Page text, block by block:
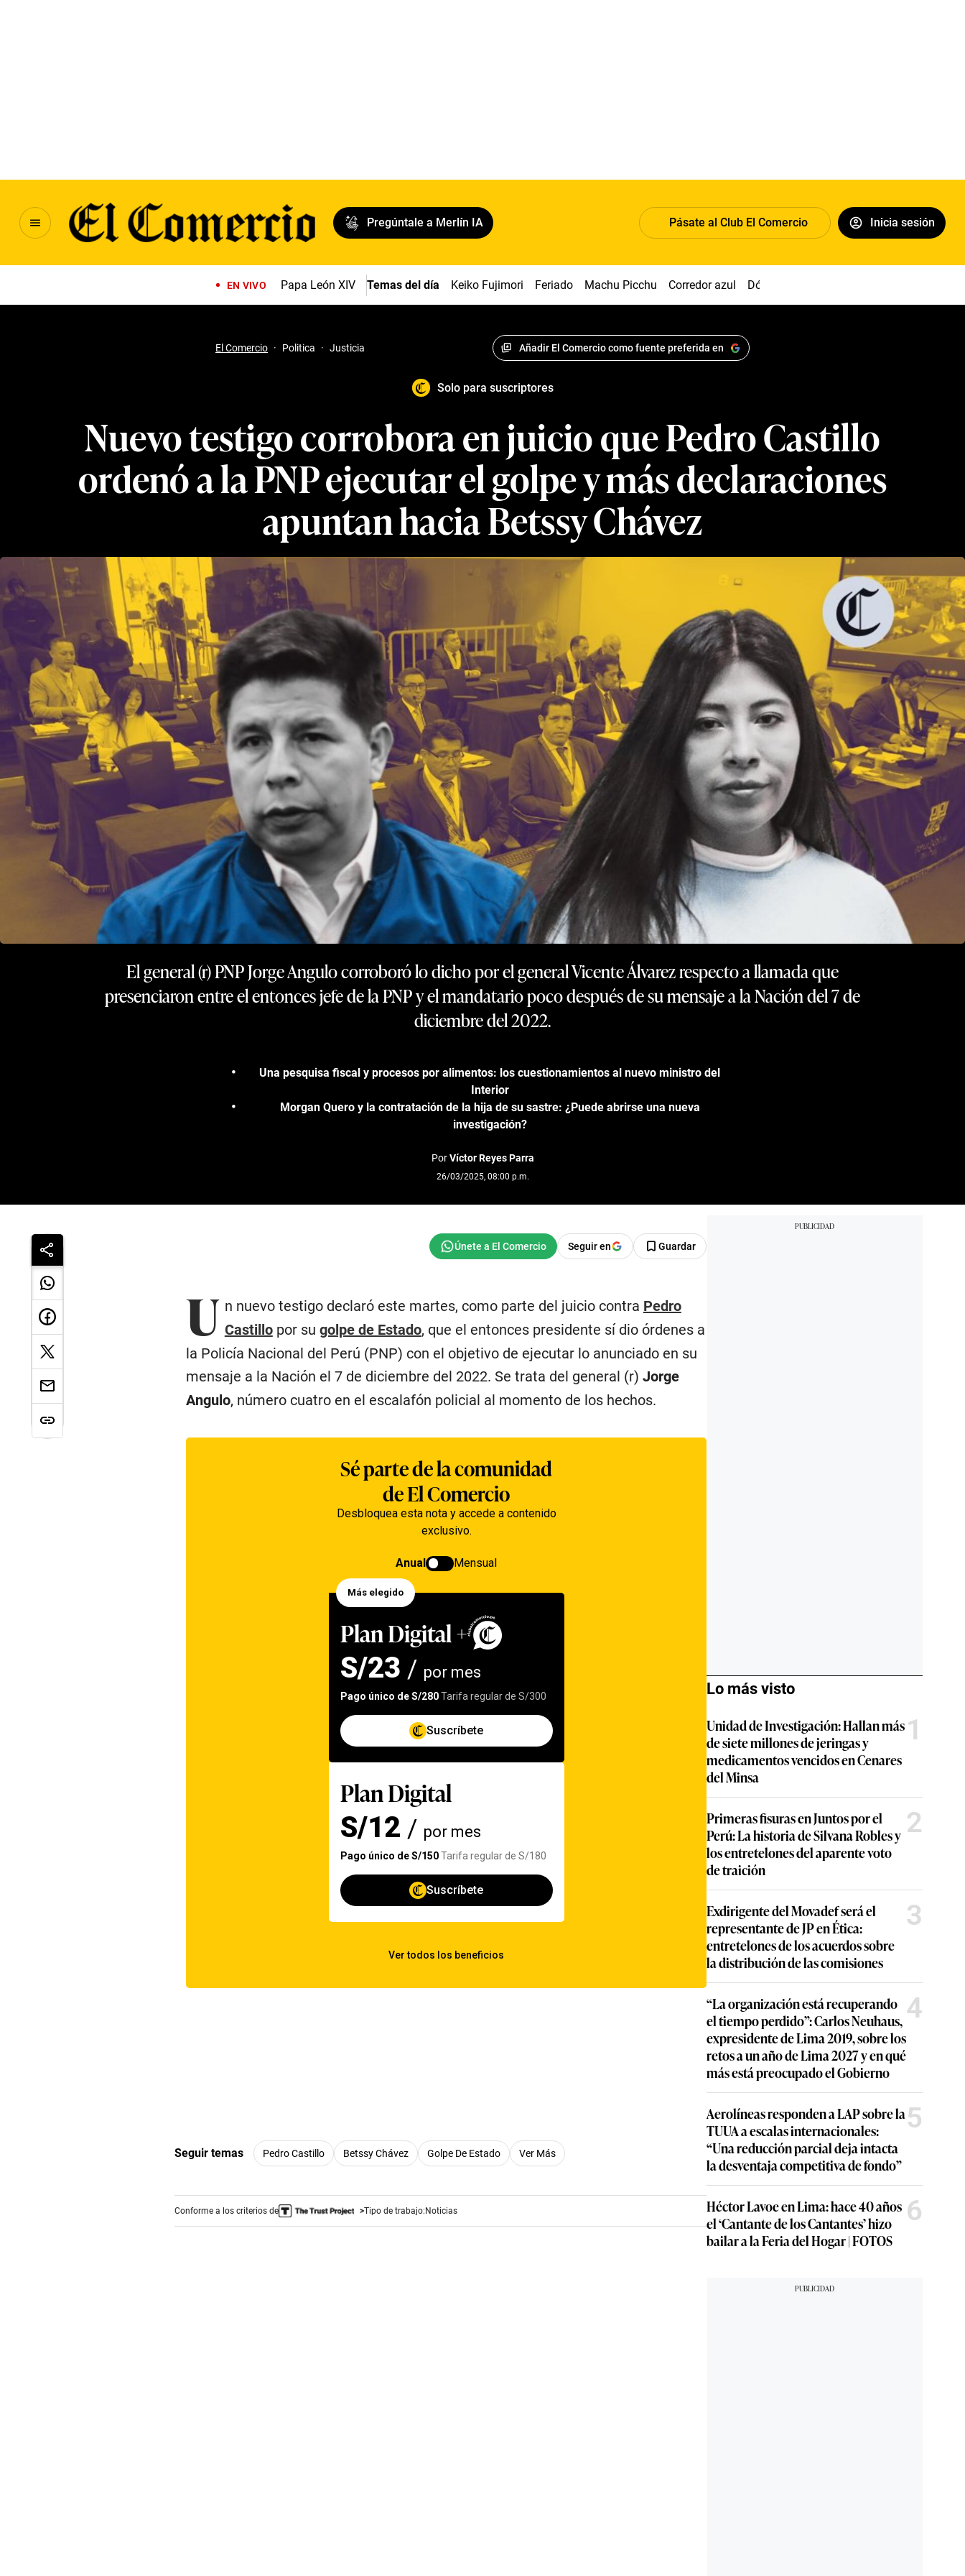
Pregúntale a Merlín IA Pásate al Club El Comercio Inicia sesión
EN VIVO Papa León XIV Temas del día Keiko Fujimori Feriado Machu Picchu Corredor azul Dólar
El Comercio · Politica · Justicia Añadir El Comercio como fuente preferida en
Solo para suscriptores
Nuevo testigo corrobora en juicio que Pedro Castillo
ordenó a la PNP ejecutar el golpe y más declaraciones
apuntan hacia Betssy Chávez
El general (r) PNP Jorge Angulo corroboró lo dicho por el general Vicente Álvarez respecto a llamada que
presenciaron entre el entonces jefe de la PNP y el mandatario poco después de su mensaje a la Nación del 7 de
diciembre del 2022.
Una pesquisa fiscal y procesos por alimentos: los cuestionamientos al nuevo ministro del
Interior
Morgan Quero y la contratación de la hija de su sastre: ¿Puede abrirse una nueva
investigación?
PorVíctor Reyes Parra
26/03/2025, 08:00 p.m.
Seguir en Guardar
U n nuevo testigo declaró este martes, como parte del juicio contra Pedro
Castillopor su golpe de Estado, que el entonces presidente sí dio órdenes a
la Policía Nacional del Perú (PNP) con el objetivo de ejecutar lo anunciado en su
mensaje a la Nación el 7 de diciembre del 2022. Se trata del general (r) Jorge
Angulo, número cuatro en el escalafón policial al momento de los hechos.
Seguir temas Pedro Castillo Betssy Chávez Golpe De Estado Ver Más
Conforme a los criterios de Tipo de trabajo:Noticias
Lo más visto
Unidad de Investigación: Hallan más
de siete millones de jeringas y
medicamentos vencidos en Cenares
del Minsa
1
Primeras fisuras en Juntos por el
Perú: La historia de Silvana Robles y
los entretelones del aparente voto
de traición
2
Exdirigente del Movadef será el
representante de JP en Ética:
entretelones de los acuerdos sobre
la distribución de las comisiones
3
“La organización está recuperando
el tiempo perdido”: Carlos Neuhaus,
expresidente de Lima 2019, sobre los
retos a un año de Lima 2027 y en qué
más está preocupado el Gobierno
4
Aerolíneas responden a LAP sobre la
TUUA a escalas internacionales:
“Una reducción parcial deja intacta
la desventaja competitiva de fondo”
5
Héctor Lavoe en Lima: hace 40 años
el ‘Cantante de los Cantantes’ hizo
bailar a la Feria del Hogar | FOTOS
6